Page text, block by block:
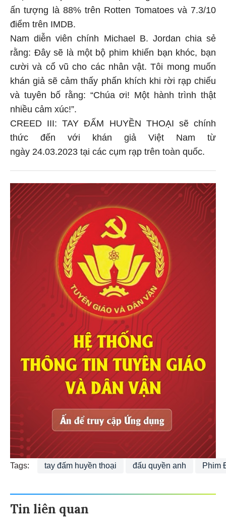
ấn tượng là 88% trên Rotten Tomatoes và 7.3/10
điểm trên IMDB.
Nam diễn viên chính Michael B. Jordan chia sẻ
rằng: Đây sẽ là một bộ phim khiến bạn khóc, bạn
cười và cổ vũ cho các nhân vật. Tôi mong muốn
khán giả sẽ cảm thấy phấn khích khi rời rạp chiếu
và tuyên bố rằng: “Chúa ơi! Một hành trình thật
nhiều cảm xúc!”.
CREED III: TAY ĐẤM HUYỀN THOẠI sẽ chính
thức đến với khán giả Việt Nam từ
ngày 24.03.2023 tại các cụm rạp trên toàn quốc.
Tags: tay đấm huyền thoại đấu quyền anh Phim
Tin liên quan